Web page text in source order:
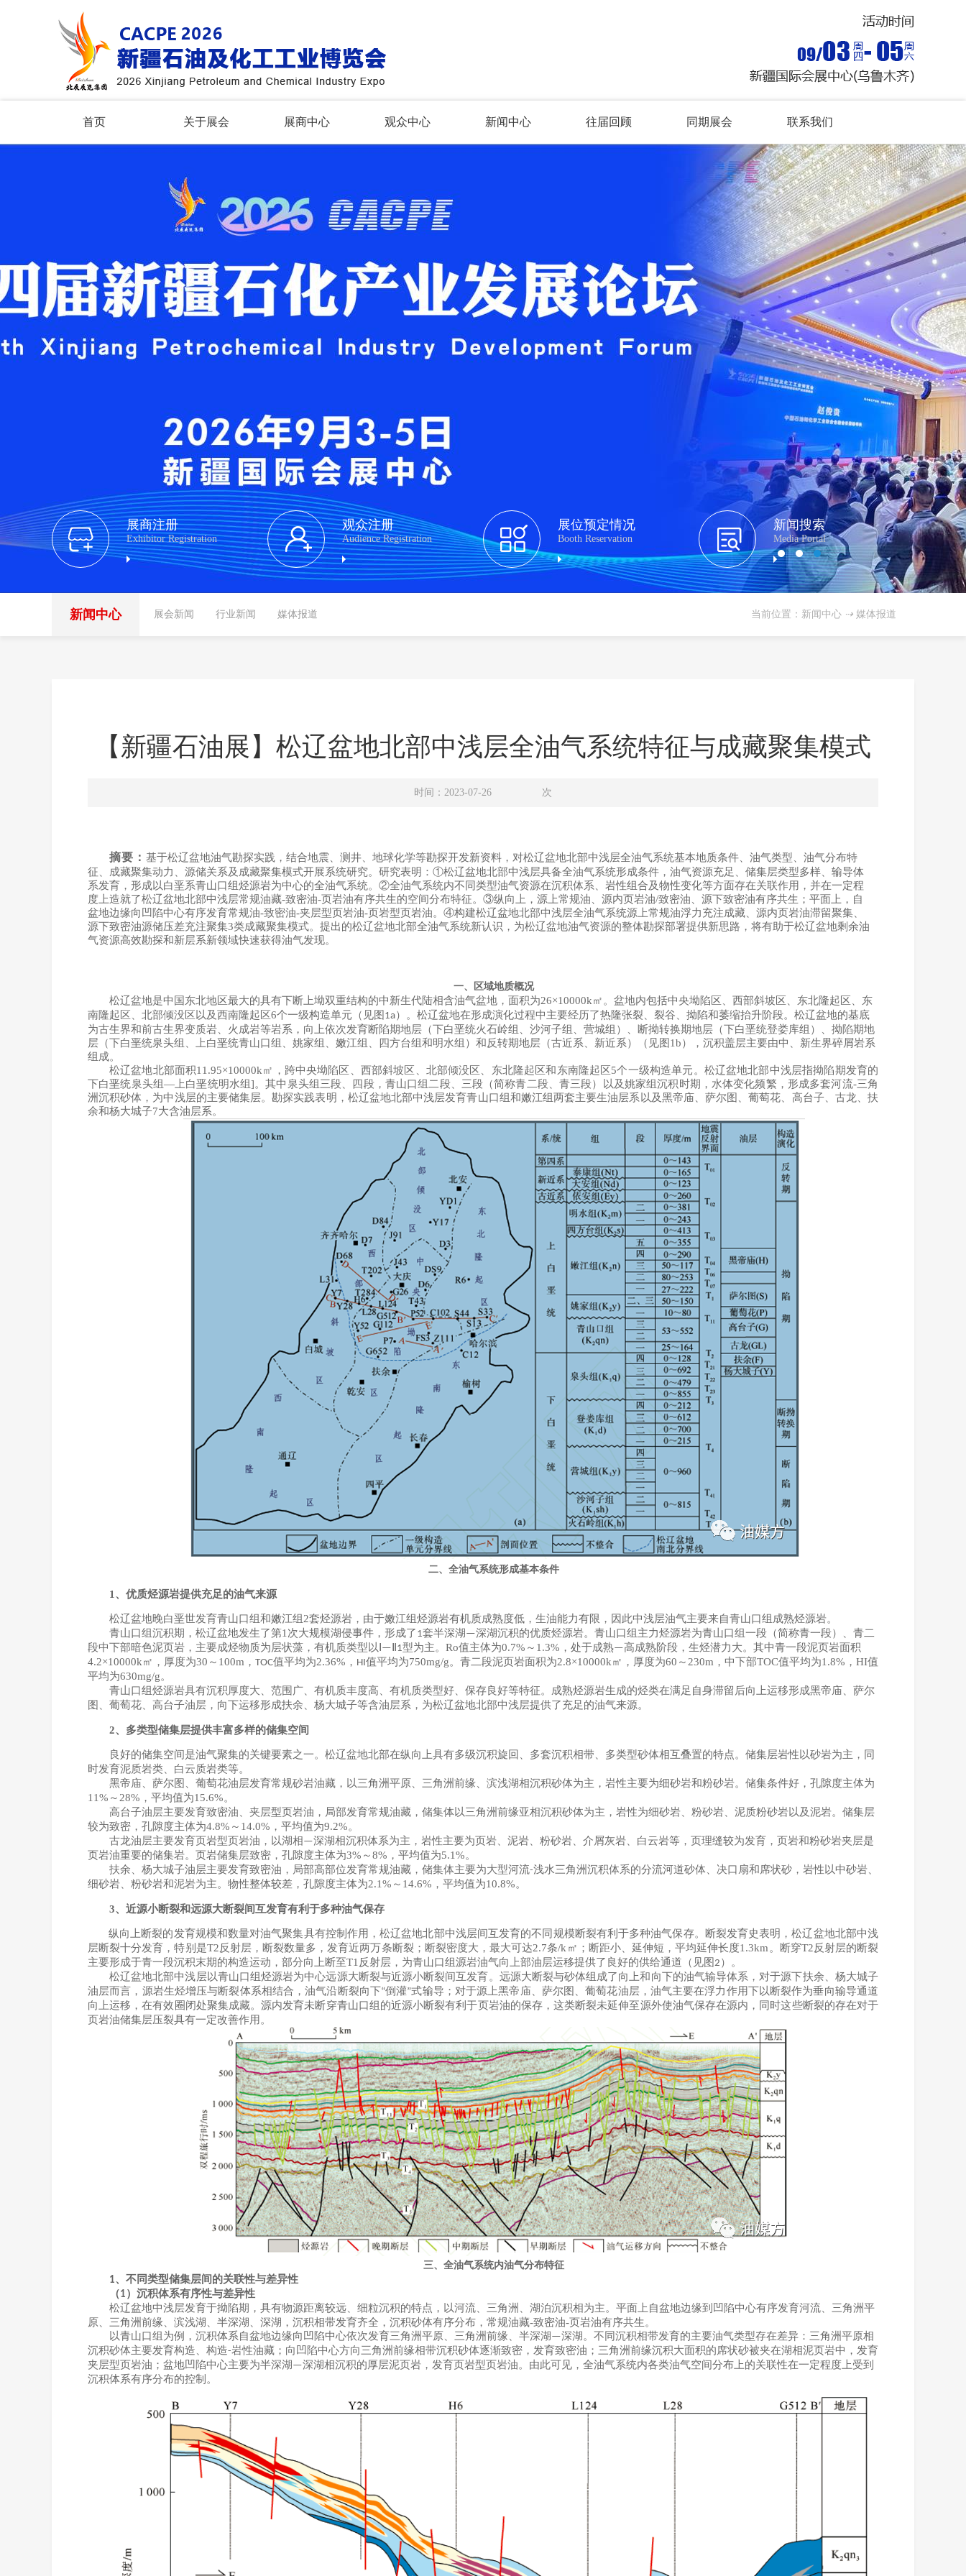
首页 关于展会 展商中心 观众中心 新闻中心 往届回顾 同期展会 联系我们
展商注册
Exhibitor Registration
观众注册
Audience Registration
展位预定情况
Booth Reservation
新闻搜索
Media Portal
新闻中心 展会新闻 行业新闻 媒体报道 当前位置：新闻中心 ⇢ 媒体报道
【新疆石油展】松辽盆地北部中浅层全油气系统特征与成藏聚集模式
时间：2023-07-26 次
摘要： 基于松辽盆地油气勘探实践，结合地震、测井、地球化学等勘探开发新资料，对松辽盆地北部中浅层全油气系统基本地质条件、油气类型、油气分布特
征、成藏聚集动力、源储关系及成藏聚集模式开展系统研究。研究表明： ①松辽盆地北部中浅层具备全油气系统形成条件，油气资源充足、储集层类型多样、输导体
系发育，形成以白垩系青山口组烃源岩为中心的全油气系统。②全油气系统内不同类型油气资源在沉积体系、岩性组合及物性变化等方面存在关联作用，并在一定程
度上造就了松辽盆地北部中浅层常规油藏-致密油-页岩油有序共生的空间分布特征。③纵向上，源上常规油、源内页岩油/致密油、源下致密油有序共生；平面上，自
盆地边缘向凹陷中心有序发育常规油-致密油-夹层型页岩油-页岩型页岩油。④构建松辽盆地北部中浅层全油气系统源上常规油浮力充注成藏、源内页岩油滞留聚集、
源下致密油源储压差充注聚集3类成藏聚集模式。 提出的松辽盆地北部全油气系统新认识，为松辽盆地油气资源的整体勘探部署提供新思路，将有助于松辽盆地剩余油
气资源高效勘探和新层系新领域快速获得油气发现。
一、区域地质概况
松辽盆地是中国东北地区最大的具有下断上坳双重结构的中新生代陆相含油气盆地，面积为26×10000k㎡ 。盆地内包括中央坳陷区、西部斜坡区、东北隆起区、东
南隆起区、北部倾没区以及西南隆起区6个一级构造单元（见图 1a）。 松辽盆地在形成演化过程中主要经历了热隆张裂、裂谷、拗陷和萎缩抬升阶段。松辽盆地的基底
为古生界和前古生界变质岩、火成岩等岩系，向上依次发育断陷期地层（下白垩统火石岭组、沙河子组、营城组）、断拗转换期地层（下白垩统登娄库组）、拗陷期地
层（下白垩统泉头组、上白垩统青山口组、姚家组、嫩江组、四方台组和明水组）和反转期地层（古近系、新近系）（见图1b），沉积盖层主要由中、新生界碎屑岩系
组成。
松辽盆地北部面积11.95×10000k㎡，跨中央坳陷区、西部斜坡区、北部倾没区、东北隆起区和东南隆起区5个一级构造单元。松辽盆地北部中浅层指拗陷期发育的
下白垩统泉头组—上白垩统明水组]。其中泉头组三段、四段，青山口组二段、三段（简称青二段、青三段）以及姚家组沉积时期，水体变化频繁，形成多套河流-三角
洲沉积砂体，为中浅层的主要储集层。勘探实践表明，松辽盆地北部中浅层发育青山口组和嫩江组两套主要生油层系以及黑帝庙、萨尔图、葡萄花、高台子、古龙、扶
余和杨大城子7大含油层系。
二、全油气系统形成基本条件
1 、优质烃源岩提供充足的油气来源
松辽盆地晚白垩世发育青山口组和嫩江组 2套烃源岩，由于嫩江组烃源岩有机质成熟度低，生油能力有限，因此中浅层油气主要来自青山口组成熟烃源岩。
青山口组沉积期，松辽盆地发生了第1 次大规模湖侵事件，形成了 1套半深湖 —深湖沉积的优质烃源岩。青山口组主力烃源岩为青山口组一段（简称青一段）、青二
段中下部暗色泥页岩，主要成烃物质为层状藻，有机质类型以 Ⅰ—Ⅱ1型为主。 Ro值主体为0.7% ～ 1.3% ，处于成熟—高成熟阶段，生烃潜力大。其中青一段泥页岩面积
4.2×10000k㎡ ，厚度为30 ～ 100m ， TOC值平均为2.36% ， HI值平均为750mg/g。青二段泥页岩面积为2.8×10000k㎡ ，厚度为60 ～ 230m ，中下部TOC值平均为1.8% ， HI值
平均为630mg/g。
青山口组烃源岩具有沉积厚度大、范围广、有机质丰度高、有机质类型好、保存良好等特征。成熟烃源岩生成的烃类在满足自身滞留后向上运移形成黑帝庙、萨尔
图、葡萄花、高台子油层，向下运移形成扶余、杨大城子等含油层系，为松辽盆地北部中浅层提供了充足的油气来源。
2、多类型储集层提供丰富多样的储集空间
良好的储集空间是油气聚集的关键要素之一。松辽盆地北部在纵向上具有多级沉积旋回、多套沉积相带、多类型砂体相互叠置的特点。储集层岩性以砂岩为主，同
时发育泥质岩类、白云质岩类等。
黑帝庙、萨尔图、葡萄花油层发育常规砂岩油藏，以三角洲平原、三角洲前缘、滨浅湖相沉积砂体为主，岩性主要为细砂岩和粉砂岩。储集条件好，孔隙度主体为
11% ～ 28% ，平均值为15.6%。
高台子油层主要发育致密油、夹层型页岩油，局部发育常规油藏，储集体以三角洲前缘亚相沉积砂体为主，岩性为细砂岩、粉砂岩、泥质粉砂岩以及泥岩。储集层
较为致密，孔隙度主体为4.8% ～ 14.0% ，平均值为9.2%。
古龙油层主要发育页岩型页岩油，以湖相 —深湖相沉积体系为主，岩性主要为页岩、泥岩、粉砂岩、介屑灰岩、白云岩等，页理缝较为发育，页岩和粉砂岩夹层是
页岩油重要的储集岩。页岩储集层致密，孔隙度主体为3% ～8% ，平均值为5.1%。
扶余、杨大城子油层主要发育致密油，局部高部位发育常规油藏，储集体主要为大型河流-浅水三角洲沉积体系的分流河道砂体、决口扇和席状砂，岩性以中砂岩、
细砂岩、粉砂岩和泥岩为主。物性整体较差，孔隙度主体为2.1% ～ 14.6% ，平均值为10.8%。
3、近源小断裂和远源大断裂间互发育有利于多种油气保存
纵向上断裂的发育规模和数量对油气聚集具有控制作用，松辽盆地北部中浅层间互发育的不同规模断裂有利于多种油气保存。
断裂发育史表明，松辽盆地北部中浅
层断裂十分发育，特别是T2反射层，断裂数量多，发育近两万条断裂；断裂密度大，最大可达2.7条/k ㎡ ；断距小、延伸短，平均延伸长度1.3km 。断穿T2反射层的断裂
主要形成于青一段沉积末期的构造运动，部分向上断至T1 反射层，为青山口组源岩油气向上部油层运移提供了良好的供给通道（见图 2 ）。
松辽盆地北部中浅层以青山口组烃源岩为中心远源大断裂与近源小断裂间互发育。远源大断裂与砂体组成了向上和向下的油气输导体系，对于源下扶余、杨大城子
油层而言，源岩生烃增压与断裂体系相结合，油气沿断裂向下“倒灌”式输导；对于源上黑帝庙、萨尔图、葡萄花油层，油气主要在浮力作用下以断裂作为垂向输导通道
向上运移，在有效圈闭处聚集成藏。源内发育未断穿青山口组的近源小断裂有利于页岩油的保存，这类断裂未延伸至源外使油气保存在源内，同时这些断裂的存在对于
页岩油储集层压裂具有一定改善作用。
三、全油气系统内油气分布特征
1、不同类型储集层间的关联性与差异性
（1 ）沉积体系有序性与差异性
松辽盆地中浅层发育于拗陷期，具有物源距离较远、细粒沉积的特点，以河流、三角洲、湖泊沉积相为主。 平面上自盆地边缘到凹陷中心有序发育河流、三角洲平
原、三角洲前缘、滨浅湖、半深湖、深湖，沉积相带发育齐全，沉积砂体有序分布，常规油藏-致密油-页岩油有序共生。
以青山口组为例，沉积体系自盆地边缘向凹陷中心依次发育三角洲平原、三角洲前缘、半深湖 —深湖。不同沉积相带发育的主要油气类型存在差异：三角洲平原相
沉积砂体主要发育构造、构造-岩性油藏；向凹陷中心方向三角洲前缘相带沉积砂体逐渐致密，发育致密油；三角洲前缘沉积大面积的席状砂被夹在湖相泥页岩中，发育
夹层型页岩油；盆地凹陷中心主要为半深湖 —深湖相沉积的厚层泥页岩，发育页岩型页岩油。由此可见，全油气系统内各类油气空间分布上的关联性在一定程度上受到
沉积体系有序分布的控制。